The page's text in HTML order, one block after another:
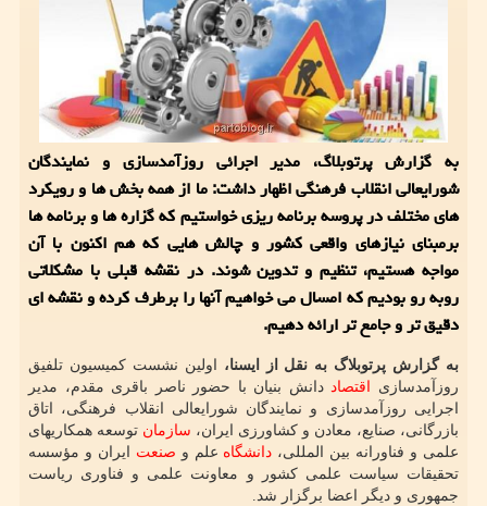
به گزارش پرتوبلاگ، مدیر اجرائی روزآمدسازی و نمایندگان
شورایعالی انقلاب فرهنگی اظهار داشت: ما از همه بخش ها و رویکرد
های مختلف در پروسه برنامه ریزی خواستیم که گزاره ها و برنامه ها
برمبنای نیازهای واقعی کشور و چالش هایی که هم اکنون با آن
مواجه هستیم، تنظیم و تدوین شوند. در نقشه قبلی با مشکلاتی
روبه رو بودیم که امسال می خواهیم آنها را برطرف کرده و نقشه ای
دقیق تر و جامع تر ارائه دهیم.
به گزارش پرتوبلاگ به نقل از ایسنا،
اولین نشست کمیسیون تلفیق
روزآمدسازی
اقتصاددانش بنیان با حضور ناصر باقری مقدم، مدیر
اجرایی روزآمدسازی و نمایندگان شورایعالی انقلاب فرهنگی، اتاق
بازرگانی، صنایع، معادن و کشاورزی ایران، سازمان توسعه همکاریهای
علمی و فناورانه بین المللی، دانشگاه علم و صنعت ایران و مؤسسه
تحقیقات سیاست علمی کشور و معاونت علمی و فناوری ریاست
جمهوری و دیگر اعضا برگزار شد.